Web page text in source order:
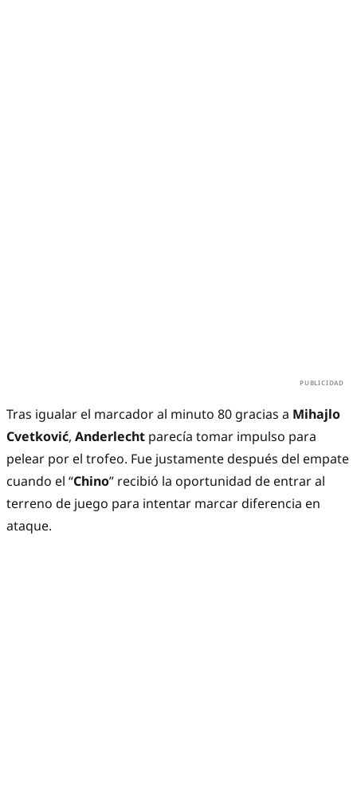
Tras igualar el marcador al minuto 80 gracias a Mihajlo
Cvetković, Anderlecht parecía tomar impulso para
pelear por el trofeo. Fue justamente después del empate
cuando el “Chino” recibió la oportunidad de entrar al
terreno de juego para intentar marcar diferencia en
ataque.